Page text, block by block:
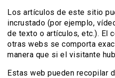
Los artículos de este sitio
incrustado (por ejemplo,
de texto o artículos, etc.). El
otras webs se comporta
manera que si el visitante
Estas web pueden recopilar